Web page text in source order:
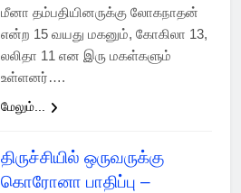
மீனா தம்பதியினருக்கு லோகநாதன்
என்ற 15 வயது மகனும், கோகிலா 13,
லலிதா 11 என இரு மகள்களும்
உள்ளனர்….
மேலும்...
திருச்சியில் ஒருவருக்கு
கொரோனா பாதிப்பு –